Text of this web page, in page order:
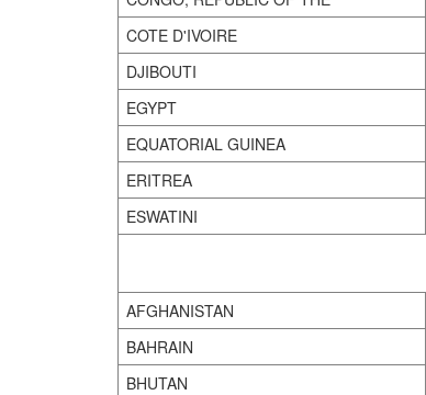
COTE D'IVOIRE
DJIBOUTI
EGYPT
EQUATORIAL GUINEA
ERITREA
ESWATINI
AFGHANISTAN
BAHRAIN
BHUTAN